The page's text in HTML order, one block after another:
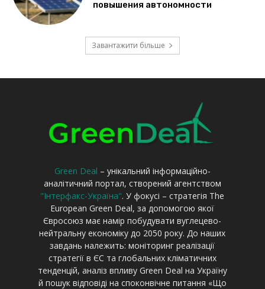
Green Deal – унікальний інформаційно-
аналітичний портал, створений агентством
"Інтерфакс-Україна". У фокусі – стратегія The
European Green Deal, за допомогою якої
Євросоюз має намір побудувати вуглецево-
нейтральну економіку до 2050 року. До наших
завдань належить: моніторинг реалізації
стратегії в ЄС та глобальних кліматичних
тенденцій, аналіз впливу Green Deal на Україну
й пошук відповіді на споконвічне питання «Що